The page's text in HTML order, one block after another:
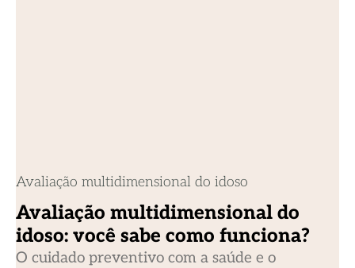
Avaliação multidimensional do idoso
Avaliação multidimensional do
idoso: você sabe como funciona?
O cuidado preventivo com a saúde e o